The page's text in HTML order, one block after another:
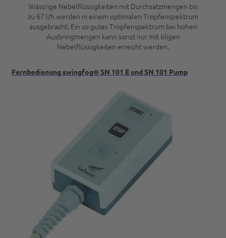
Wässrige Nebelflüssigkeiten mit Durchsatzmengen bis
zu 67 l/h werden in einem optimalen Tropfenspektrum
ausgebracht. Ein so gutes Tropfenspektrum bei hohen
Ausbringmengen kann sonst nur mit öligen
Nebelflüssigkeiten erreicht werden.
Fernbedienung swingfog® SN 101 E und SN 101 Pump